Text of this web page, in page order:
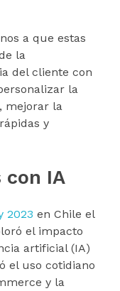
a que estas
la
del cliente con
la
mejorar la
y
con IA
2023 en Chile el
el impacto
artificial (IA)
el uso cotidiano
y la